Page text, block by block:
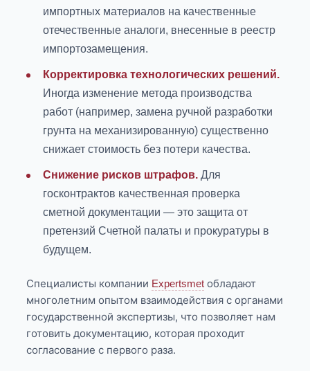
импортных материалов на качественные
отечественные аналоги, внесенные в реестр
импортозамещения.
Корректировка технологических решений.
Иногда изменение метода производства
работ (например, замена ручной разработки
грунта на механизированную) существенно
снижает стоимость без потери качества.
Снижение рисков штрафов. Для
госконтрактов качественная проверка
сметной документации — это защита от
претензий Счетной палаты и прокуратуры в
будущем.
Специалисты компании Expertsmet обладают
многолетним опытом взаимодействия с органами
государственной экспертизы, что позволяет нам
готовить документацию, которая проходит
согласование с первого раза.